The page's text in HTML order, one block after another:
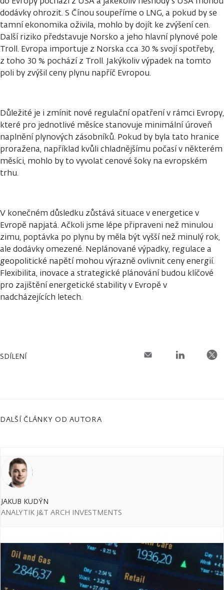
dodávky ohrozit. S Čínou soupeříme o LNG, a pokud by se
tamní ekonomika oživila, mohlo by dojít ke zvýšení cen.
Další riziko představuje Norsko a jeho hlavní plynové pole
Troll. Evropa importuje z Norska cca 30 % svojí spotřeby,
z toho 30 % pochází z Troll. Jakýkoliv výpadek na tomto
poli by zvýšil ceny plynu napříč Evropou.
Důležité je i zmínit nové regulační opatření v rámci Evropy,
které pro jednotlivé měsíce stanovuje minimální úroveň
naplnění plynových zásobníků. Pokud by byla tato hranice
proražena, například kvůli chladnějšímu počasí v některém
měsíci, mohlo by to vyvolat cenové šoky na evropském
trhu.
V konečném důsledku zůstává situace v energetice v
Evropě napjatá. Ačkoli jsme lépe připraveni než minulou
zimu, poptávka po plynu by měla být vyšší než minulý rok,
ale dodávky omezené. Neplánované výpadky, regulace a
geopolitické napětí mohou výrazně ovlivnit ceny energií.
Flexibilita, inovace a strategické plánování budou klíčové
pro zajištění energetické stability v Evropě v
nadcházejících letech.
SDÍLENÍ
DALŠÍ ČLÁNKY OD AUTORA
JAKUB KUDÝN
ANALYTIK J&T ARCH INVESTMENTS